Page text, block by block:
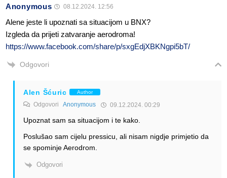
Anonymous 08.12.2024. 12:56
Alene jeste li upoznati sa situacijom u BNX?
Izgleda da prijeti zatvaranje aerodroma!
https://www.facebook.com/share/p/sxgEdjXBKNgpi5bT/
Odgovori
Alen Šćuric Author
Odgovori Anonymous 09.12.2024. 00:29
Upoznat sam sa situacijom i te kako.
Poslušao sam cijelu pressicu, ali nisam nigdje primjetio da
se spominje Aerodrom.
Odgovori